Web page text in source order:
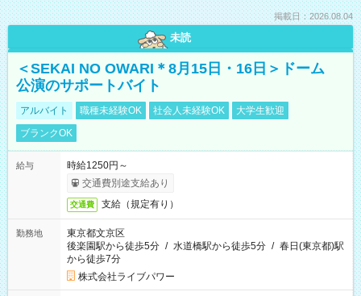
掲載日：2026.08.04
未読
＜SEKAI NO OWARI＊8月15日・16日＞ドーム
公演のサポートバイト
アルバイト 職種未経験OK 社会人未経験OK
大学生歓迎
ブランクOK
給与
時給1250円～
交通費別途支給あり
交通費 支給（規定有り）
勤務地
東京都文京区
後楽園駅から徒歩5分 / 水道橋駅から徒歩5分 / 春日(東京都)駅
から徒歩7分
株式会社ライブパワー